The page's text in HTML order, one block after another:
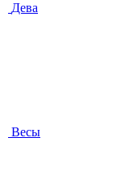
Дева
Весы